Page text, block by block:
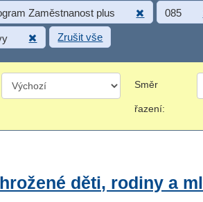
Zaměstnanost plus 085
Zrušit vše
Směr
řazení:
děti, rodiny a